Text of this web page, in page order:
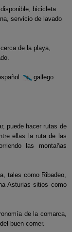
bicicleta
servicio de lavado
de la playa,
gallego
puede hacer rutas de
ellas la ruta de las
las montañas
tales como Ribadeo,
Asturias sitios como
de la comarca,
buen comer.